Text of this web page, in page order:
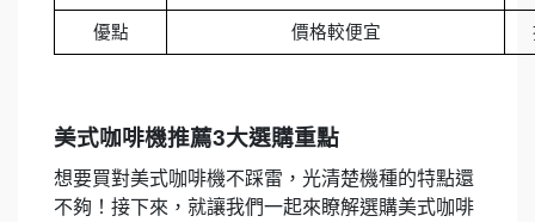
優點 價格較便宜
美式咖啡機推薦3大選購重點
想要買對美式咖啡機不踩雷，光清楚機種的特點還
不夠！接下來，就讓我們一起來瞭解選購美式咖啡